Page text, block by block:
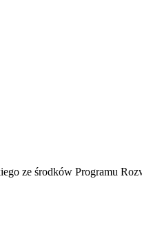
ze środków Programu